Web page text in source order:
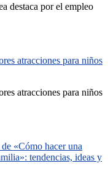
destaca por el empleo
atracciones para niños
atracciones para niños
«Cómo hacer una
tendencias, ideas y